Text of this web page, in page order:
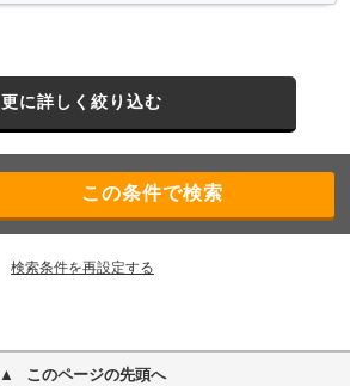
更に詳しく絞り込む
検索条件を再設定する
このページの先頭へ